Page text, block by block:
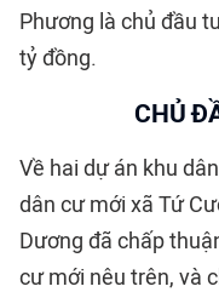
Phương là chủ đầu
tỷ đồng.
CHỦ
Về hai dự án khu
dân cư mới xã Tứ
Dương đã chấp
cư mới nêu trên, và